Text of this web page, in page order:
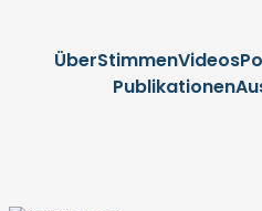
ÜberStimmenVideos
Publikationen